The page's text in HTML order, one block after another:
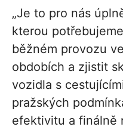
„Je to pro nás
kterou
běžném provozu
obdobích a zjistit
vozidla s
pražských
efektivitu a finálně